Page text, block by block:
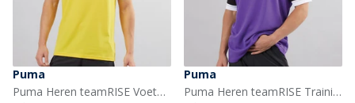
Puma
Puma Heren teamRISE Voetbalshirts Geel
Puma
Puma Heren teamRISE Training Jersey Prism Violet / Puma Black / Puma White